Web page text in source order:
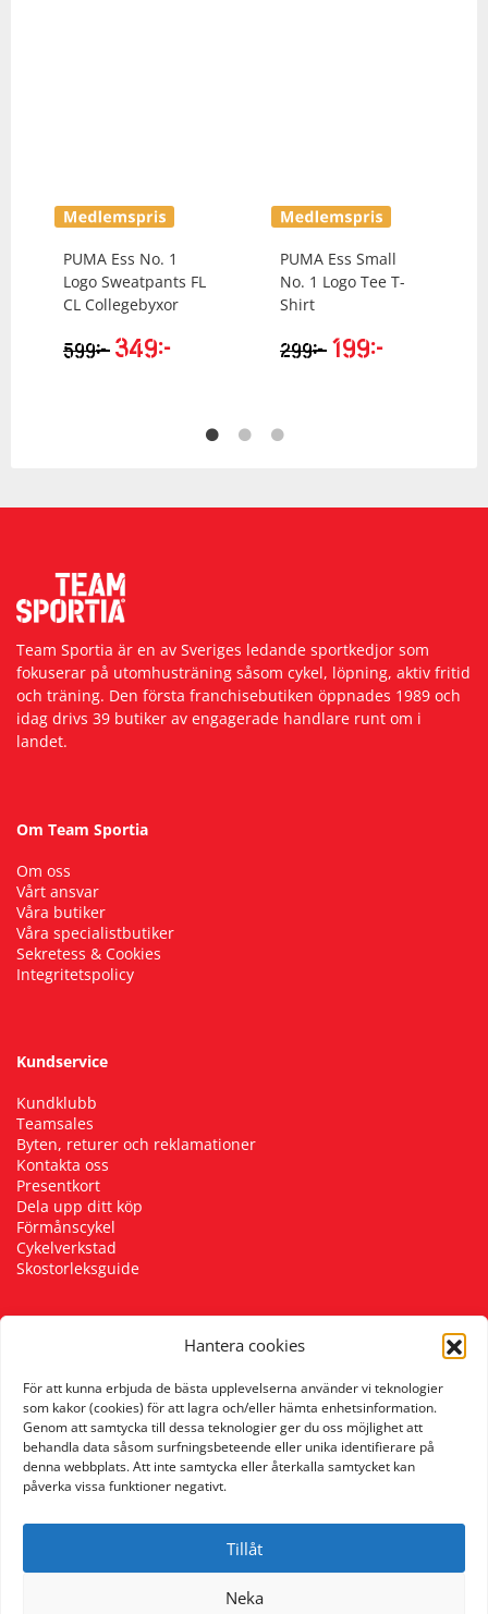
Hantera cookies
För att kunna erbjuda de bästa upplevelserna använder vi teknologier
som kakor (cookies) för att lagra och/eller hämta enhetsinformation.
Genom att samtycka till dessa teknologier ger du oss möjlighet att
behandla data såsom surfningsbeteende eller unika identifierare på
denna webbplats. Att inte samtycka eller återkalla samtycket kan
påverka vissa funktioner negativt.
Tillåt
Neka
PUMA Ess No. 1
Logo Sweatpants FL
CL Collegebyxor
599kr 349kr
PUMA Ess Small
No. 1 Logo Tee T-
Shirt
299kr 199kr
Team Sportia är en av Sveriges ledande sportkedjor som
fokuserar på utomhusträning såsom cykel, löpning, aktiv fritid
och träning. Den första franchisebutiken öppnades 1989 och
idag drivs 39 butiker av engagerade handlare runt om i
landet.
Om Team Sportia
Om oss
Vårt ansvar
Våra butiker
Våra specialistbutiker
Sekretess & Cookies
Integritetspolicy
Kundservice
Kundklubb
Teamsales
Byten, returer och reklamationer
Kontakta oss
Presentkort
Dela upp ditt köp
Förmånscykel
Cykelverkstad
Skostorleksguide